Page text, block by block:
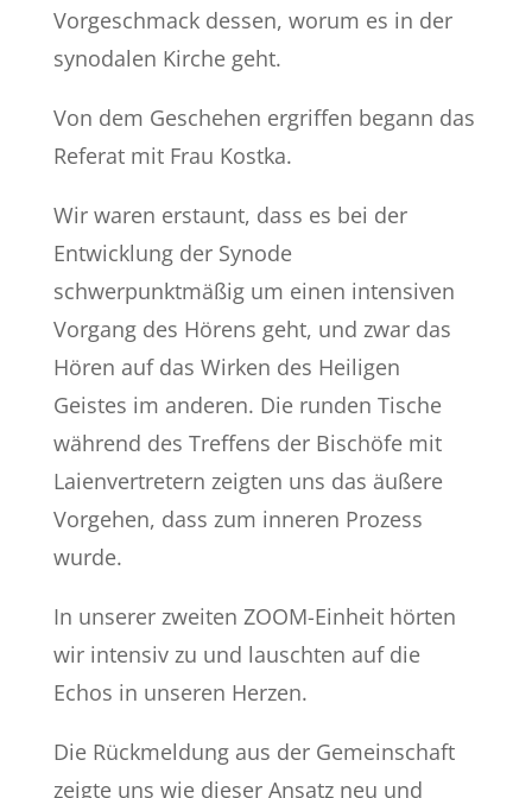
Vorgeschmack dessen, worum es in der
synodalen Kirche geht.
Von dem Geschehen ergriffen begann das
Referat mit Frau Kostka.
Wir waren erstaunt, dass es bei der
Entwicklung der Synode
schwerpunktmäßig um einen intensiven
Vorgang des Hörens geht, und zwar das
Hören auf das Wirken des Heiligen
Geistes im anderen. Die runden Tische
während des Treffens der Bischöfe mit
Laienvertretern zeigten uns das äußere
Vorgehen, dass zum inneren Prozess
wurde.
In unserer zweiten ZOOM-Einheit hörten
wir intensiv zu und lauschten auf die
Echos in unseren Herzen.
Die Rückmeldung aus der Gemeinschaft
zeigte uns wie dieser Ansatz neu und